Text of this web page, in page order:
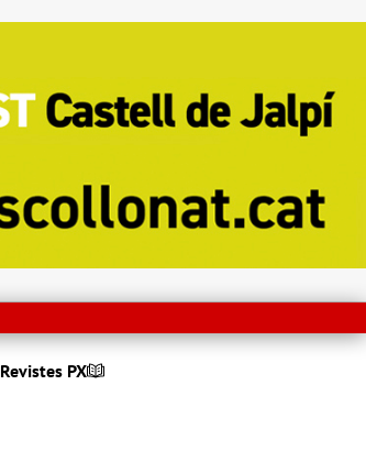
Revistes PX